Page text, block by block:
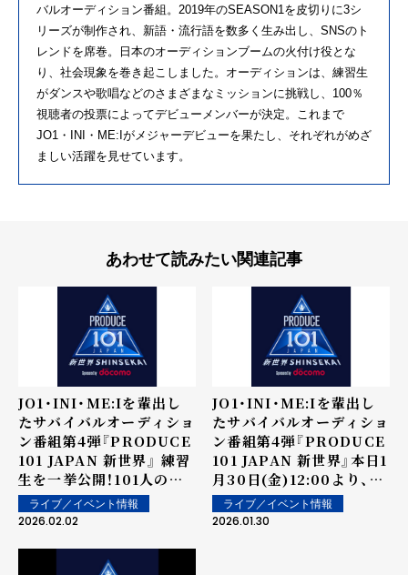
バルオーディション番組。2019年のSEASON1を皮切りに3シ
リーズが制作され、新語・流行語を数多く生み出し、SNSのト
レンドを席巻。日本のオーディションブームの火付け役とな
り、社会現象を巻き起こしました。オーディションは、練習生
がダンスや歌唱などのさまざまなミッションに挑戦し、100％
視聴者の投票によってデビューメンバーが決定。これまで
JO1・INI・ME:Iがメジャーデビューを果たし、それぞれがめざ
ましい活躍を見せています。
あわせて読みたい関連記事
JO1・INI・ME:Iを輩出し
たサバイバルオーディショ
ン番組第4弾『PRODUCE
101 JAPAN 新世界』 練習
生を一挙公開！101人の練
習生を決定する「101
PASS」を実施
ライブ／イベント情報
2026.02.02
JO1・INI・ME:Iを輩出し
たサバイバルオーディショ
ン番組第4弾『PRODUCE
101 JAPAN 新世界』本日1
月30日(金)12:00より、練
習生を順次公開！
ライブ／イベント情報
2026.01.30